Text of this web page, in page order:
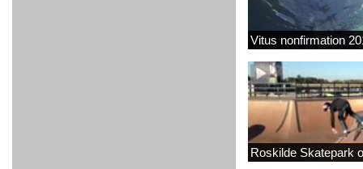
Vitus nonfirmation
Roskilde Skatepark